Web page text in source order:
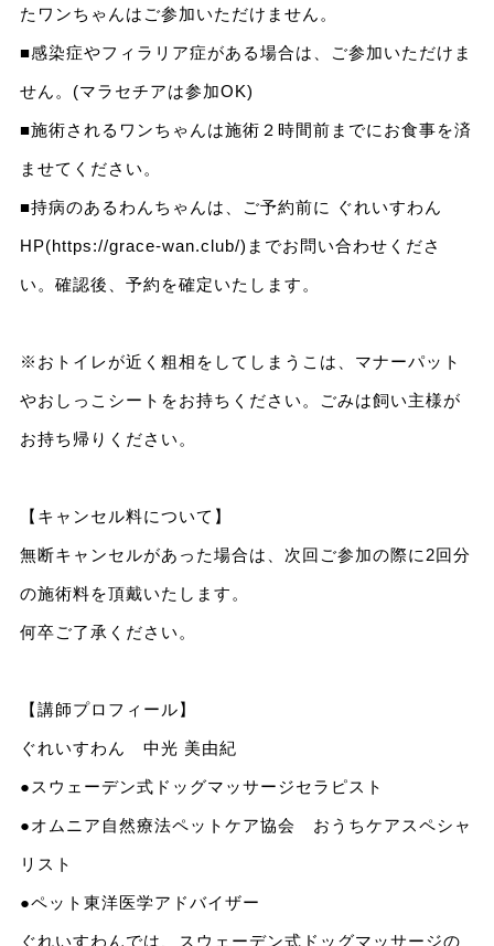
たワンちゃんはご参加いただけません。
■感染症やフィラリア症がある場合は、ご参加いただけま
せん。(マラセチアは参加OK)
■施術されるワンちゃんは施術２時間前までにお食事を済
ませてください。
■持病のあるわんちゃんは、ご予約前に ぐれいすわん
HP(https://grace-wan.club/)までお問い合わせくださ
い。確認後、予約を確定いたします。
※おトイレが近く粗相をしてしまうこは、マナーパット
やおしっこシートをお持ちください。ごみは飼い主様が
お持ち帰りください。
【キャンセル料について】
無断キャンセルがあった場合は、次回ご参加の際に2回分
の施術料を頂戴いたします。
何卒ご了承ください。
【講師プロフィール】
ぐれいすわん 中光 美由紀
●スウェーデン式ドッグマッサージセラピスト
●オムニア自然療法ペットケア協会 おうちケアスペシャ
リスト
●ペット東洋医学アドバイザー
ぐれいすわんでは、スウェーデン式ドッグマッサージの